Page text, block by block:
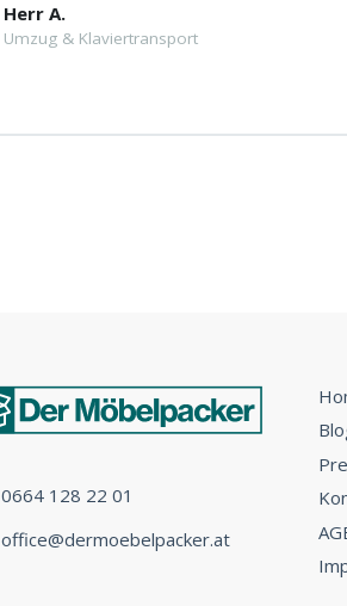
Herr A.
Umzug & Klaviertransport
0664 128 22 01
office@dermoebelpacker.at